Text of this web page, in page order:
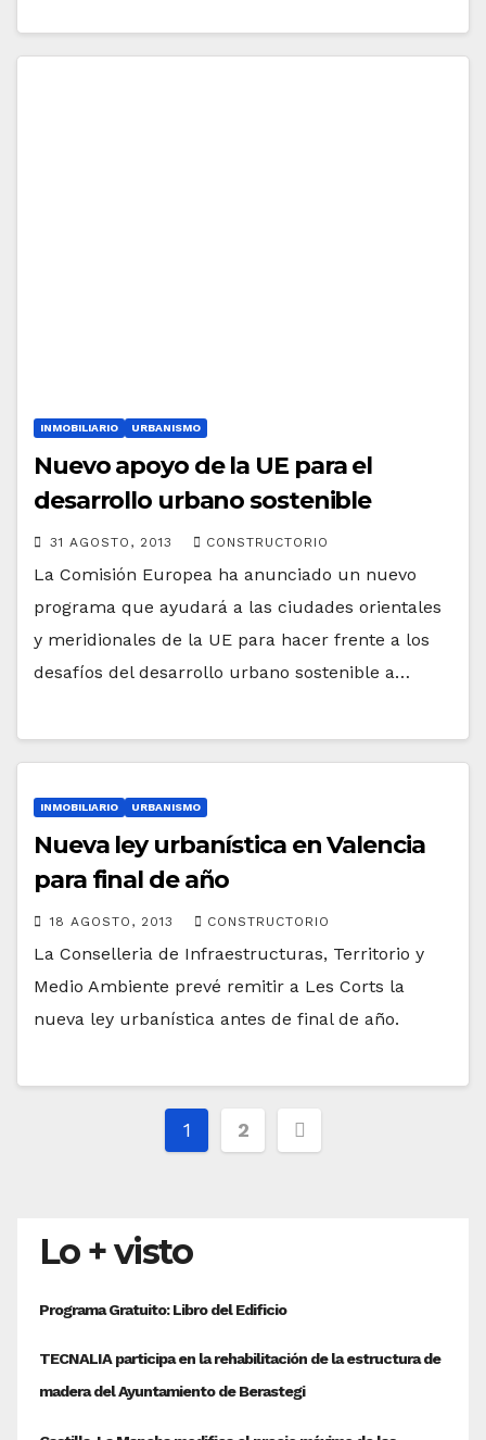
INMOBILIARIO URBANISMO
Nuevo apoyo de la UE para el
desarrollo urbano sostenible
31 AGOSTO, 2013 CONSTRUCTORIO
La Comisión Europea ha anunciado un nuevo
programa que ayudará a las ciudades orientales
y meridionales de la UE para hacer frente a los
desafíos del desarrollo urbano sostenible a…
INMOBILIARIO URBANISMO
Nueva ley urbanística en Valencia
para final de año
18 AGOSTO, 2013 CONSTRUCTORIO
La Conselleria de Infraestructuras, Territorio y
Medio Ambiente prevé remitir a Les Corts la
nueva ley urbanística antes de final de año.
Paginación
1 2
Lo + visto